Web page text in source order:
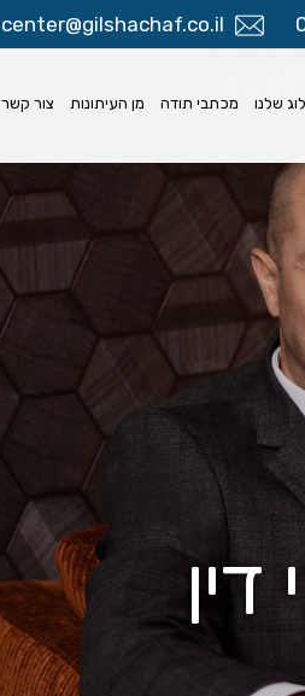
center@gilshachaf.co.il
שלנו מכתבי תודה מן העיתונות צור קשר